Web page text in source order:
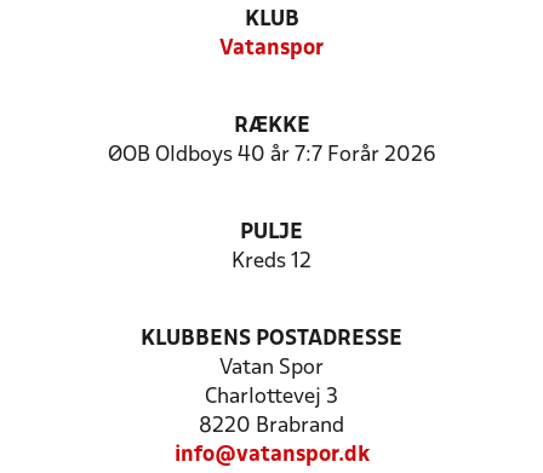
KLUB
Vatanspor
RÆKKE
ØOB Oldboys 40 år 7:7 Forår 2026
PULJE
Kreds 12
KLUBBENS POSTADRESSE
Vatan Spor
Charlottevej 3
8220 Brabrand
info@vatanspor.dk